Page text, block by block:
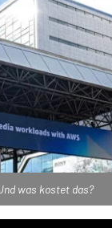
was kostet das?